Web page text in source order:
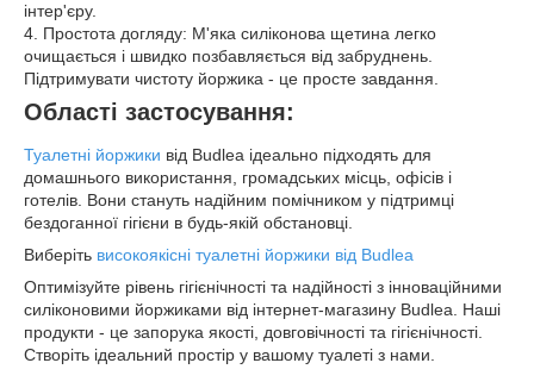
інтер'єру.
4. Простота догляду: М'яка силіконова щетина легко
очищається і швидко позбавляється від забруднень.
Підтримувати чистоту йоржика - це просте завдання.
Області застосування:
Туалетні йоржики від Budlea ідеально підходять для
домашнього використання, громадських місць, офісів і
готелів. Вони стануть надійним помічником у підтримці
бездоганної гігієни в будь-якій обстановці.
Виберіть високоякісні туалетні йоржики від Budlea
Оптимізуйте рівень гігієнічності та надійності з інноваційними
силіконовими йоржиками від інтернет-магазину Budlea. Наші
продукти - це запорука якості, довговічності та гігієнічності.
Створіть ідеальний простір у вашому туалеті з нами.